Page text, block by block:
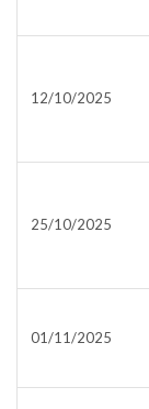
12/10/2025
25/10/2025
01/11/2025